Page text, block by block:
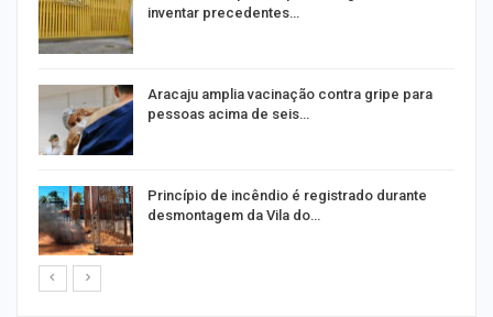
inventar precedentes…
Aracaju amplia vacinação contra gripe para
pessoas acima de seis…
Princípio de incêndio é registrado durante
desmontagem da Vila do…